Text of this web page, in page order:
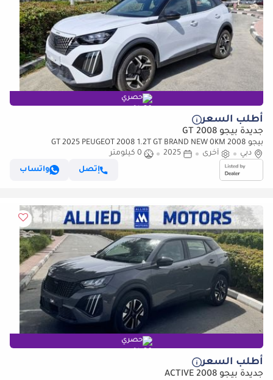
حصري
أطلب السعر
جديدة بيجو 2008 GT
بيجو 2008 GT 2025 PEUGEOT 2008 1.2T GT BRAND NEW 0KM
دبي
أخرى 2025
0 كيلومتر
إتصل
واتساب
حصري
أطلب السعر
جديدة بيجو 2008 ACTIVE